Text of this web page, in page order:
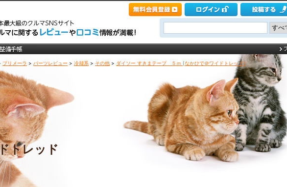
プリメーラ > パーツレビュー > 冷却系 > その他 > ダイソー すきまテープ ５ｍ [なかひで＠ワイドトレッド]
トレッド